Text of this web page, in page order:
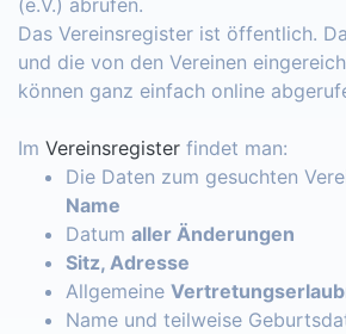
Das Vereinsregister ist öffentlich.
und die von den Vereinen
können ganz einfach online
Im Vereinsregister findet man:
Die Daten zum gesuchten
Name
Datum aller Änderungen
Sitz, Adresse
Allgemeine
Name und teilweise